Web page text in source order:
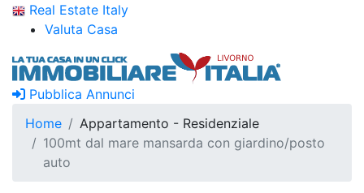
Real Estate Italy
Valuta Casa
Pubblica Annunci
Home
Appartamento - Residenziale
100mt dal mare mansarda con giardino/posto
auto